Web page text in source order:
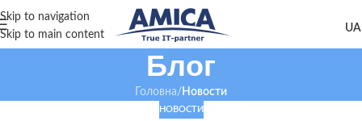
Skip to navigation
Skip to main content
Блог
Головна/ Новости
НОВОСТИ